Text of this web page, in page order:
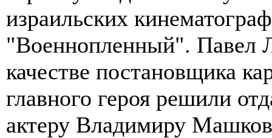
израильских
"Военнопленный". Павел
качестве постановщика
главного героя решили
актеру Владимиру